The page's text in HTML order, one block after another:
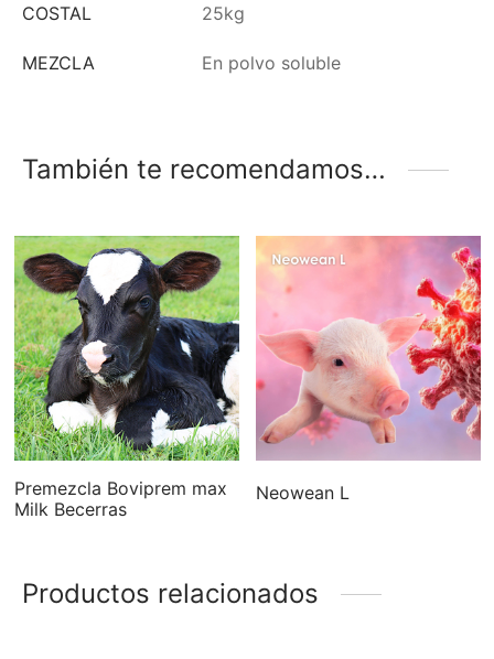
COSTAL 25kg
MEZCLA En polvo soluble
También te recomendamos…
Premezcla Boviprem max
Milk Becerras
Neowean L
Productos relacionados